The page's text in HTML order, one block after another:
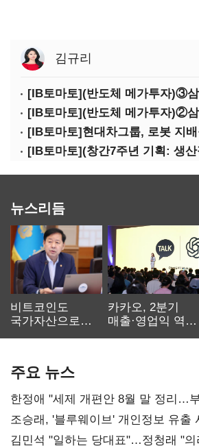
김규리
뉴스리듬
비트코인도
국가자산으로…'
카카오, 2분기
매출·영업익 역대
주요 뉴스
한정애 "세제 개편안 8월 말 정리…
조승래, '블루웨이브' 개인정보 유출
통감"
김민석 "일하는 당대표"…정청래 "